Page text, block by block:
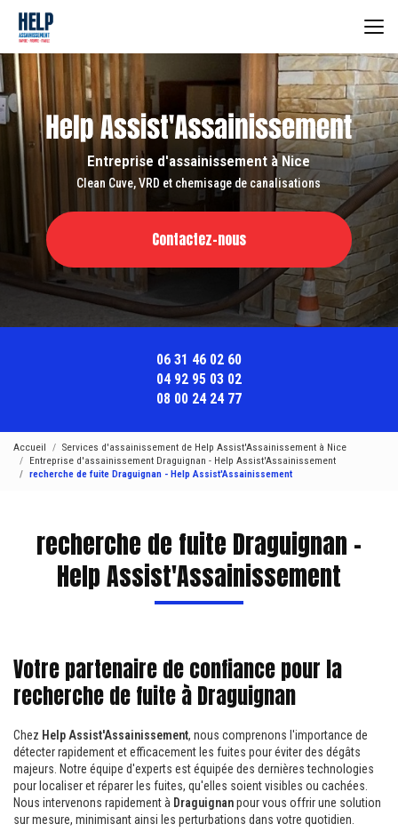
contenu
principal
Entreprise d'assainissement à Nice
Clean Cuve, VRD et chemisage de canalisations
Contactez-nous
06 31 46 02 60
04 92 95 03 02
08 00 24 24 77
Accueil
Services d'assainissement de Help Assist'Assainissement à Nice
Entreprise d'assainissement Draguignan - Help Assist'Assainissement
recherche de fuite Draguignan - Help Assist'Assainissement
recherche de fuite Draguignan -
Help Assist'Assainissement
Votre partenaire de confiance pour la
recherche de fuite à Draguignan
Chez Help Assist'Assainissement, nous comprenons l'importance de
détecter rapidement et efficacement les fuites pour éviter des dégâts
majeurs. Notre équipe d'experts est équipée des dernières technologies
pour localiser et réparer les fuites, qu'elles soient visibles ou cachées.
Nous intervenons rapidement à Draguignanpour vous offrir une solution
sur mesure, minimisant ainsi les perturbations dans votre quotidien.